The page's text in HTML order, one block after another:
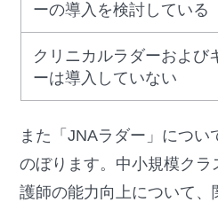
ーの導入を検討している
クリニカルラダーおよび
ーは導入していない
また「JNAラダー」につい
のぼります。中小規模ク
護師の能力向上について、